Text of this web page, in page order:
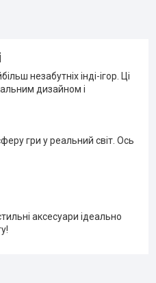
незабутніх інді-ігор. Ці
дизайном і
гри у реальний світ. Ось
аксесуари ідеально